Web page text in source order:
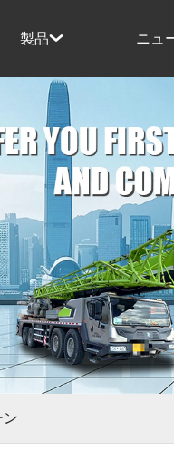
製品 ニュ
ン